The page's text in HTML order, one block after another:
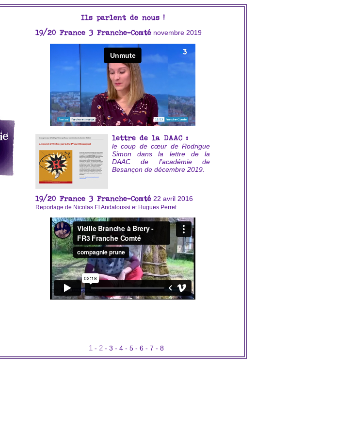
Ils parlent de nous !
19/20 France 3 Franche-Comté novembre 2019
lettre de la DAAC :
le coup de cœur de Rodrigue
Simon dans la lettre de la
DAAC de l’académie de
Besançon de décembre 2019.
19/20 France 3 Franche-Comté 22 avril 2016
Reportage de Nicolas El Andaloussi et Hugues Perret.
1 - 2 - 3 - 4 - 5 - 6 - 7 - 8